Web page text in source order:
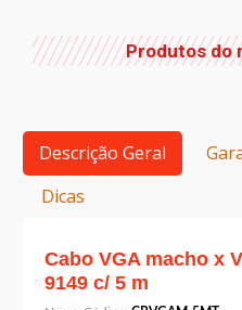
Produtos do
Descrição Geral
Dicas
Cabo VGA macho x
9149 c/ 5 m